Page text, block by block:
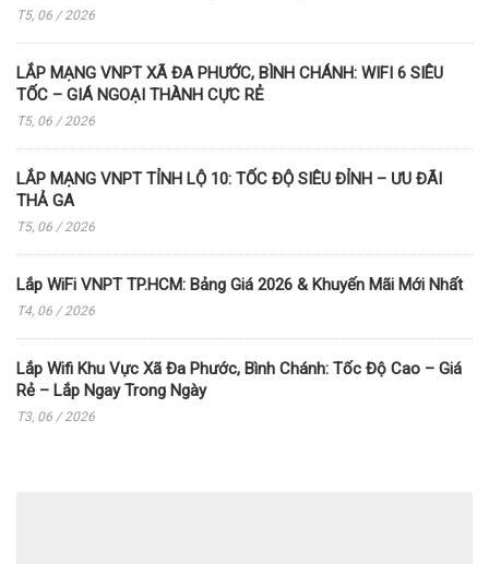
T5, 06 / 2026
LẮP MẠNG VNPT XÃ ĐA PHƯỚC, BÌNH CHÁNH: WIFI 6 SIÊU
TỐC – GIÁ NGOẠI THÀNH CỰC RẺ
T5, 06 / 2026
LẮP MẠNG VNPT TỈNH LỘ 10: TỐC ĐỘ SIÊU ĐỈNH – ƯU ĐÃI
THẢ GA
T5, 06 / 2026
Lắp WiFi VNPT TP.HCM: Bảng Giá 2026 & Khuyến Mãi Mới Nhất
T4, 06 / 2026
Lắp Wifi Khu Vực Xã Đa Phước, Bình Chánh: Tốc Độ Cao – Giá
Rẻ – Lắp Ngay Trong Ngày
T3, 06 / 2026